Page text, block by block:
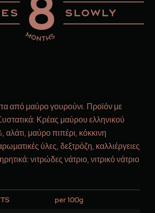
από μαύρο γουρούνι. Προϊόν με
Κρέας μαύρου ελληνικού
αλάτι, μαύρο πιπέρι, κόκκινη
ύλες, δεξτρόζη, καλλιέργειες
νιτρώδες νάτριο, νιτρικό νάτριο
per 100g